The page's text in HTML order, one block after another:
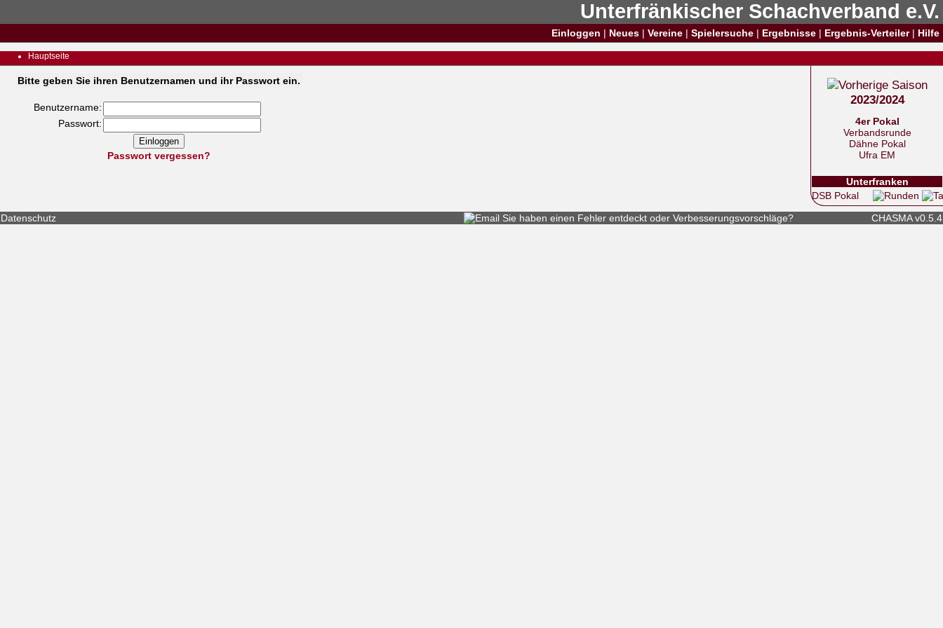
Unterfränkischer Schachverband e.V.
Einloggen | Neues | Vereine | Spielersuche | Ergebnisse | Ergebnis-Verteiler| Hilfe
Hauptseite
2023/2024
4er Pokal
Verbandsrunde
Dähne Pokal
Ufra EM
Unterfranken
DSB Pokal
Bitte geben Sie ihren Benutzernamen und ihr Passwort ein.
Benutzername:
Passwort:
Passwort vergessen?
Datenschutz Sie haben einen Fehler entdeckt oder Verbesserungsvorschläge? CHASMA v0.5.4